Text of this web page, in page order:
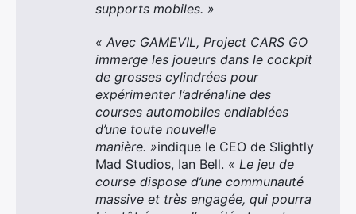
supports mobiles. »
« Avec GAMEVIL, Project CARS GO
immerge les joueurs dans le cockpit
de grosses cylindrées pour
expérimenter l’adrénaline des
courses automobiles endiablées
d’une toute nouvelle
manière. »indique le CEO de Slightly
Mad Studios, Ian Bell. « Le jeu de
course dispose d’une communauté
massive et très engagée, qui pourra